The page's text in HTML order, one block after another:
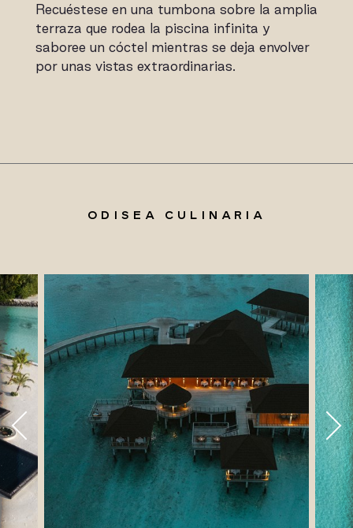
Recuéstese en una tumbona sobre la amplia
terraza que rodea la piscina infinita y
saboree un cóctel mientras se deja envolver
por unas vistas extraordinarias.
ODISEA CULINARIA